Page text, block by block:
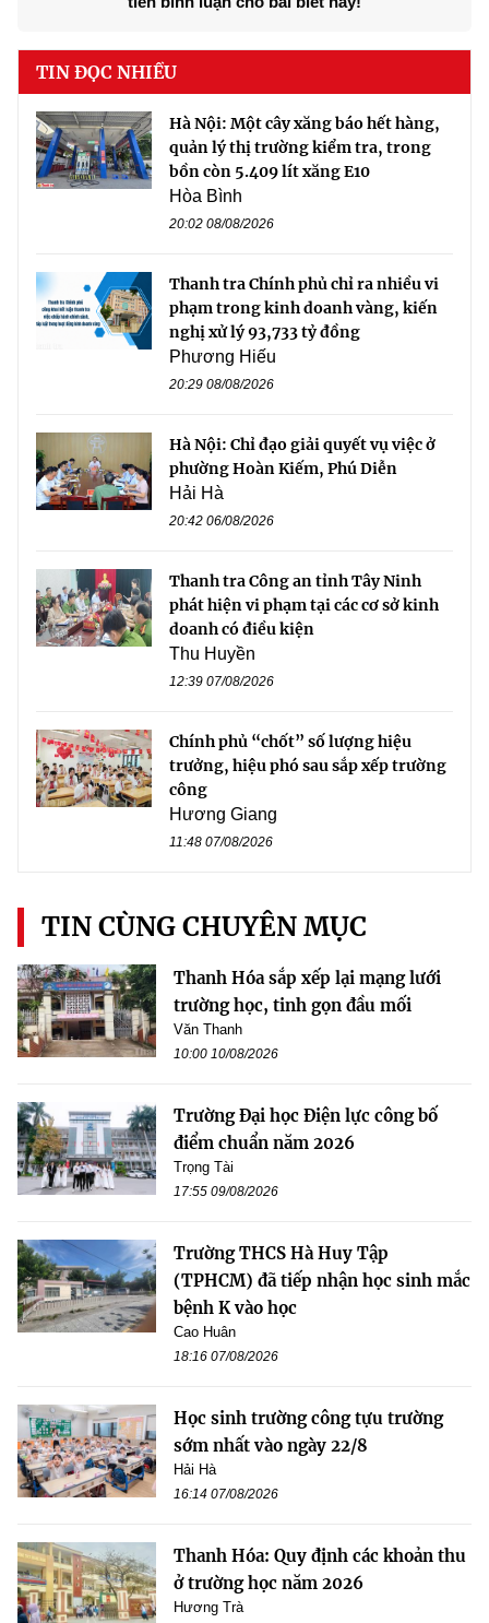
TIN ĐỌC NHIỀU
Hà Nội: Một cây xăng báo hết hàng,
quản lý thị trường kiểm tra, trong
bồn còn 5.409 lít xăng E10
Hòa Bình
20:02 08/08/2026
Thanh tra Chính phủ chỉ ra nhiều vi
phạm trong kinh doanh vàng, kiến
nghị xử lý 93,733 tỷ đồng
Phương Hiếu
20:29 08/08/2026
Hà Nội: Chỉ đạo giải quyết vụ việc ở
phường Hoàn Kiếm, Phú Diễn
Hải Hà
20:42 06/08/2026
Thanh tra Công an tỉnh Tây Ninh
phát hiện vi phạm tại các cơ sở kinh
doanh có điều kiện
Thu Huyền
12:39 07/08/2026
Chính phủ “chốt” số lượng hiệu
trưởng, hiệu phó sau sắp xếp trường
công
Hương Giang
11:48 07/08/2026
TIN CÙNG CHUYÊN MỤC
Thanh Hóa sắp xếp lại mạng lưới
trường học, tinh gọn đầu mối
Văn Thanh
10:00 10/08/2026
Trường Đại học Điện lực công bố
điểm chuẩn năm 2026
Trọng Tài
17:55 09/08/2026
Trường THCS Hà Huy Tập
(TPHCM) đã tiếp nhận học sinh mắc
bệnh K vào học
Cao Huân
18:16 07/08/2026
Học sinh trường công tựu trường
sớm nhất vào ngày 22/8
Hải Hà
16:14 07/08/2026
Thanh Hóa: Quy định các khoản thu
ở trường học năm 2026
Hương Trà